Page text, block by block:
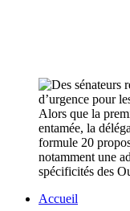
Alors que la
entamée, la
formule 20
notamment une
spécificités des
Accueil